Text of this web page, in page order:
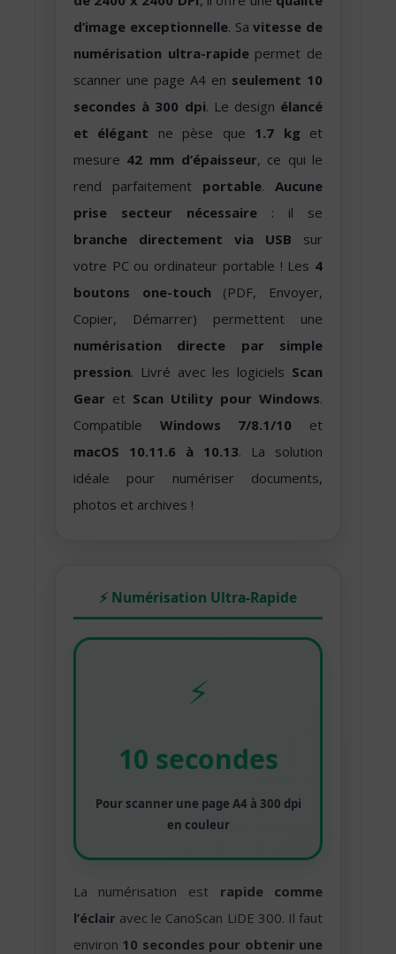
d’image exceptionnelle. Savitesse de
numérisation ultra-rapidepermet de
scanner une page A4 en seulement 10
secondes à 300 dpi. Le design élancé
et élégant ne pèse que 1.7 kg et
mesure 42 mm d’épaisseur, ce qui le
rend parfaitement portable.Aucune
prise secteur nécessaire: il se
branche directement via USB sur
votre PC ou ordinateur portable ! Les 4
boutons one-touch (PDF, Envoyer,
Copier, Démarrer) permettent une
numérisation directe par simple
pression. Livré avec les logiciels Scan
Gear et Scan Utility pour Windows.
Compatible Windows 7/8.1/10 et
macOS 10.11.6 à 10.13. La solution
idéale pour numériser documents,
photos et archives !
⚡ Numérisation Ultra-Rapide
⚡
10 secondes
Pour scanner une page A4 à 300 dpi
en couleur
La numérisation est rapide comme
l’éclair avec le CanoScan LiDE 300. Il faut
environ 10 secondes pour obtenir une